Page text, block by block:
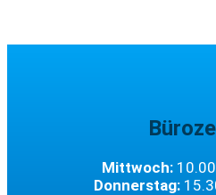
Mittwoch:10.00
Donnerstag: